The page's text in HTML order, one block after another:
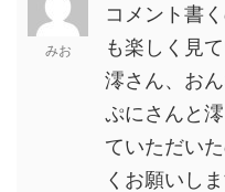
みお
コメント書
も楽しく見
澪さん、お
ぷにさんと
ていただい
くお願いし